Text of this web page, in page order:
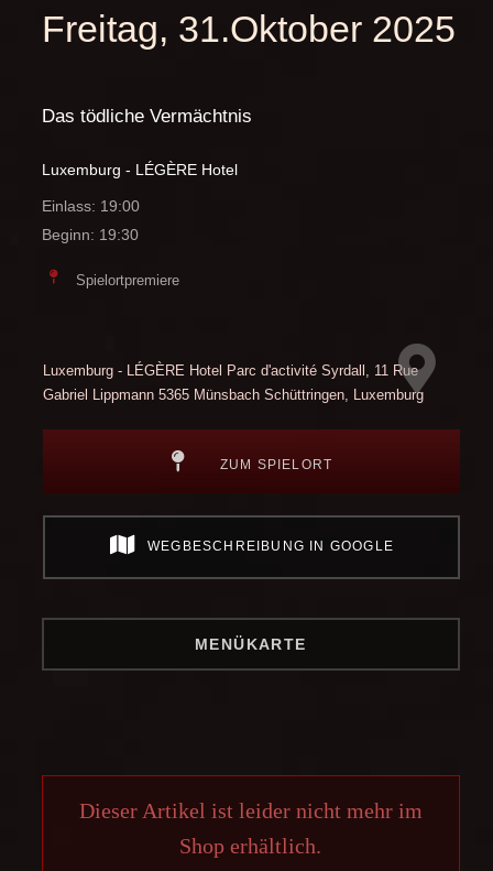
Freitag, 31.Oktober 2025
Das tödliche Vermächtnis
Luxemburg - LÉGÈRE Hotel
Einlass: 19:00
Beginn: 19:30
Spielortpremiere
Luxemburg - LÉGÈRE Hotel Parc d'activité Syrdall, 11 Rue
Gabriel Lippmann 5365 Münsbach Schüttringen, Luxemburg
ZUM SPIELORT
WEGBESCHREIBUNG IN GOOGLE
MENÜKARTE
Dieser Artikel ist leider nicht mehr im
Shop erhältlich.